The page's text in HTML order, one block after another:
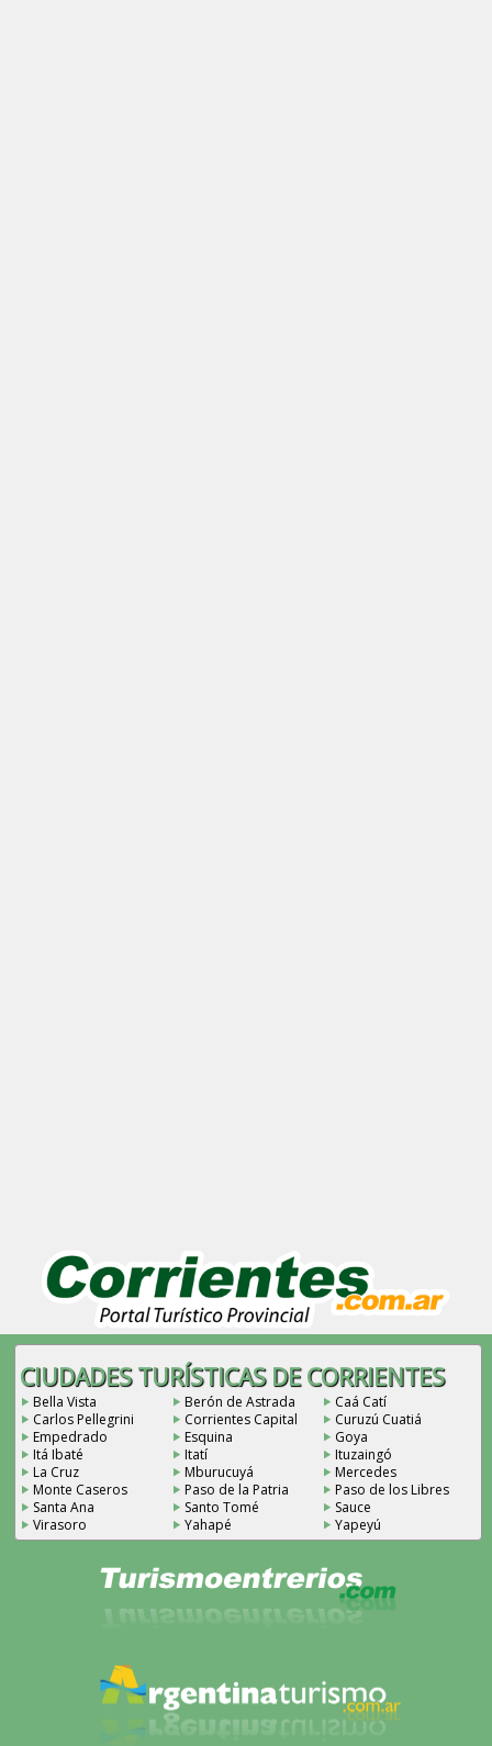
CIUDADES TURÍSTICAS DE CORRIENTES
Bella Vista Berón de Astrada
Caá Catí
Carlos Pellegrini
Corrientes Capital
Curuzú Cuatiá
Empedrado
Esquina
Goya
Itá Ibaté
Itatí
Ituzaingó
La Cruz
Mburucuyá
Mercedes
Monte Caseros
Paso de la Patria
Paso de los Libres
Santa Ana
Santo Tomé
Sauce
Virasoro
Yahapé Yapeyú